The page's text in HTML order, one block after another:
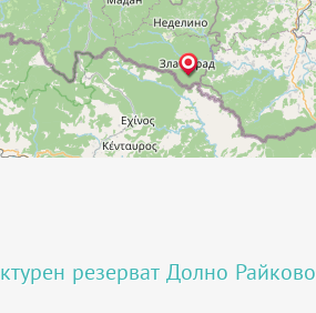
резерват Долно Райково